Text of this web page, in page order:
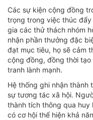
Các sự kiện cộng đồng
trọng trong việc thúc
gia các thử thách nhóm
nhận phần thưởng đặc
đạt mục tiêu, họ sẽ cảm
cộng đồng, đồng thời
tranh lành mạnh.
Hệ thống ghi nhận
sự tương tác xã hội.
thành tích thông qua huy
có cơ hội thể hiện khả